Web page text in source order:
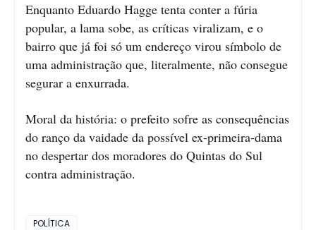
Enquanto Eduardo Hagge tenta conter a fúria
popular, a lama sobe, as críticas viralizam, e o
bairro que já foi só um endereço virou símbolo de
uma administração que, literalmente, não consegue
segurar a enxurrada.
Moral da história: o prefeito sofre as consequências
do ranço da vaidade da possível ex-primeira-dama
no despertar dos moradores do Quintas do Sul
contra administração.
POLÍTICA